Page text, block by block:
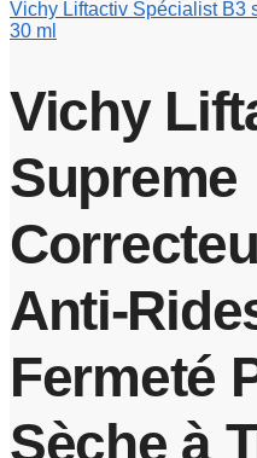
Vichy Liftactiv Spécialist B3
30 ml
Vichy
Supreme
Anti-
Fermeté
Sèche à